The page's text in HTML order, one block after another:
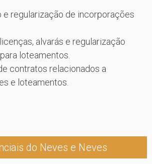
e regularização de incorporações
alvarás e regularização
loteamentos.
contratos relacionados a
e loteamentos.
do Neves e Neves